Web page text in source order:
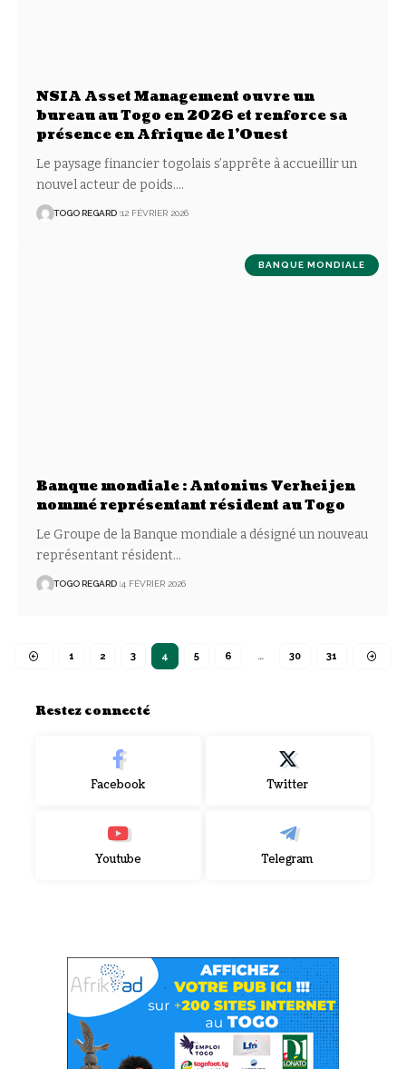
NSIA Asset Management ouvre un
bureau au Togo en 2026 et renforce sa
présence en Afrique de l’Ouest
Le paysage financier togolais s’apprête à accueillir un
nouvel acteur de poids.…
TOGO REGARD 12 FÉVRIER 2026
BANQUE MONDIALE
Banque mondiale : Antonius Verheijen
nommé représentant résident au Togo
Le Groupe de la Banque mondiale a désigné un nouveau
représentant résident…
TOGO REGARD 4 FÉVRIER 2026
1 2 3 4 5 6 … 30 31
Restez connecté
Facebook Twitter
Youtube Telegram